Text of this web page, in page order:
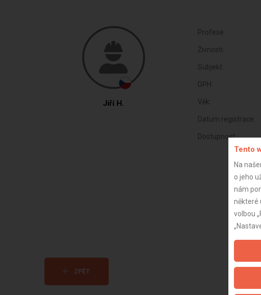
Jiří H.
Profese:
Živnosti:
Subjekt:
DPH:
Věk:
Datum registrace:
Dostupnost:
ZPĚT
Tento
Na
o jeho
nám
některé
volbou